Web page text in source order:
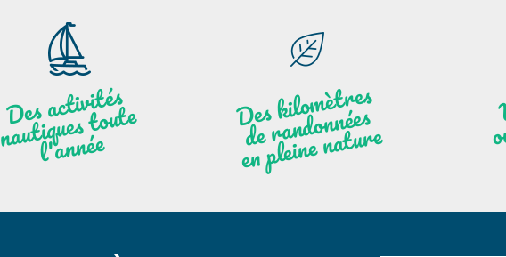
Des
activités
n
auti
ques toute
l'
a
n
née
Des
kilo
mèt
res
de
r
a
n
do
n
nées
e
n
plei
ne
n
atu
re